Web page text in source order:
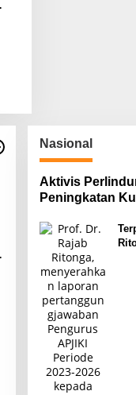
Nasional
Aktivis
Peningkatan